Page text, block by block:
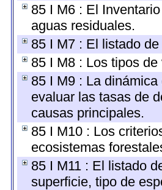
85 I M6 : El
aguas residuales.
85 I M7 : El listado
85 I M8 : Los tipos
85 I M9 : La
evaluar las tasas de
causas principales.
85 I M10 : Los
ecosistemas
85 I M11 : El listado
superficie, tipo de